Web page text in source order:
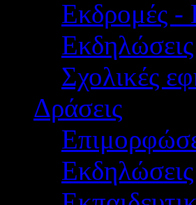
Εκδρομές -
Σχολικές
Δράσεις
Εκδηλώσεις